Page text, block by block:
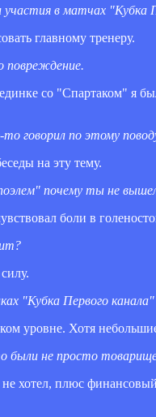
в матчах "Кубка
главному тренеру.
повреждение.
со "Спартаком" я
говорил по этому
на эту тему.
почему ты не
боли в
"Кубка Первого
уровне. Хотя
были не просто
хотел, плюс